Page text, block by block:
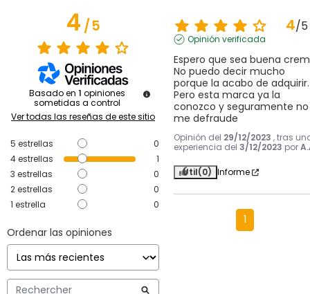
4/5
Basado en 1 opiniones
sometidas a control
Ver todas las reseñas de este sitio
5 estrellas
0
4estrellas
1
3 estrellas
0
2estrellas
0
1 estrella 0
Ordenar las opiniones
4/5
Opinión verificada
Espero que sea buena
No puedo decir mucho
porque la acabo de adquirir.
Pero esta marca ya la
conozco y seguramente no
me defraude
Opinión del 29/12/2023 , tras
experiencia del 3/12/2023 por
Útil(0) Informe
1